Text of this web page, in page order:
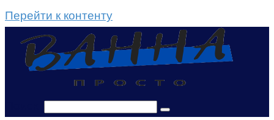
Перейти к контенту